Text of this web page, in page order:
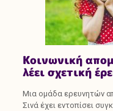
Κοινωνική
λέει σχετική
Μια ομάδα ερευνητών
Σινά έχει εντοπίσει